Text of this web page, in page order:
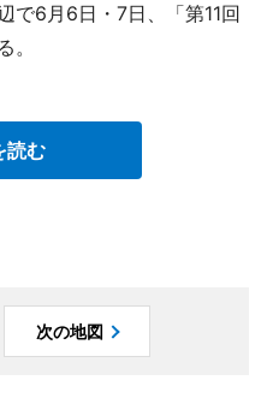
で6月6日・7日、「第11回
。
読む
次の地図